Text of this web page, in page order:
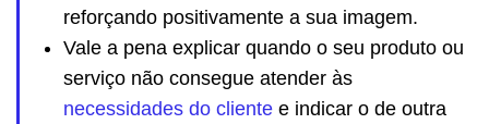
reforçando positivamente a sua imagem.
Vale a pena explicar quando o seu produto ou
serviço não consegue atender às
necessidades do cliente e indicar o de outra